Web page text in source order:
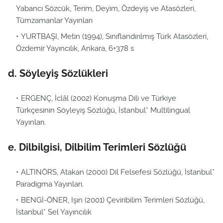
Yabancı Sözcük, Terim, Deyim, Özdeyiş ve Atasözleri,
Tümzamanlar Yayınları
YURTBAŞI, Metin (1994), Sınıflandırılmış Türk Atasözleri,
Özdemir Yayıncılık, Ankara, 6+378 s
d. Söyleyiş Sözlükleri
ERGENÇ, İclâl (2002) Konuşma Dili ve Türkiye
Türkçesinin Söyleyiş Sözlüğü, İstanbul* Multilingual
Yayınları.
e. Dilbilgisi, Dilbilim Terimleri Sözlüğü
ALTINÖRS, Atakan (2000) Dil Felsefesi Sözlüğü, İstanbul*
Paradigma Yayınları.
BENGİ-ÖNER, Işın (2001) Çeviribilim Terimleri Sözlüğü,
İstanbul* Sel Yayıncılık